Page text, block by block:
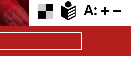
A: